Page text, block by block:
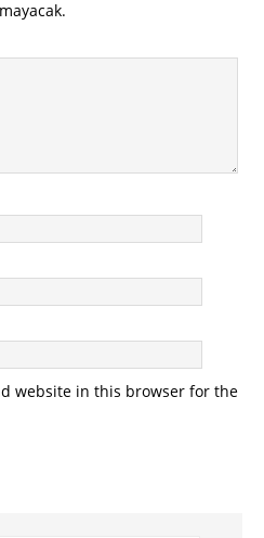
website in this browser for the